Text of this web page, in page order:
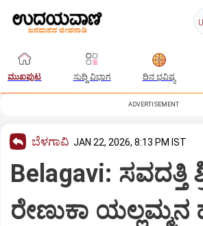
ಮುಖಪುಟ ಸುದ್ದಿ ವಿಭಾಗ ದಿನ ಭವಿಷ್ಯ
ADVERTISEMENT
ಬೆಳಗಾವಿ JAN 22, 2026, 8:13 PM IST
Belagavi: ಸವದತ್ತಿ
ರೇಣುಕಾ ಯಲ್ಲಮ್ಮನ